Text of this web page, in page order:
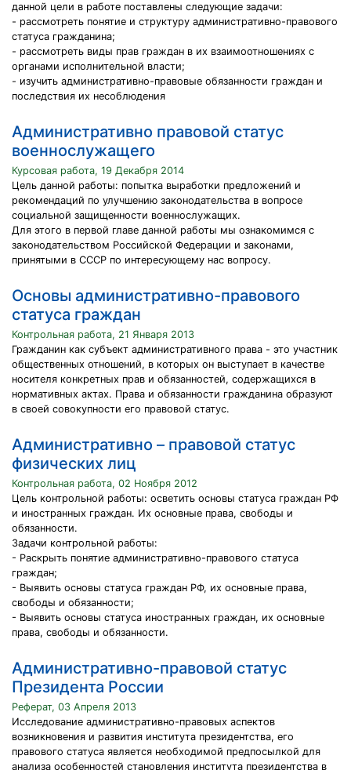
данной цели в работе поставлены следующие задачи:
- рассмотреть понятие и структуру административно-правового
статуса гражданина;
- рассмотреть виды прав граждан в их взаимоотношениях с
органами исполнительной власти;
- изучить административно-правовые обязанности граждан и
последствия их несоблюдения
Административно правовой статус
военнослужащего
Курсовая работа, 19 Декабря 2014
Цель данной работы: попытка выработки предложений и
рекомендаций по улучшению законодательства в вопросе
социальной защищенности военнослужащих.
Для этого в первой главе данной работы мы ознакомимся с
законодательством Российской Федерации и законами,
принятыми в СССР по интересующему нас вопросу.
Основы административно-правового
статуса граждан
Контрольная работа, 21 Января 2013
Гражданин как субъект административного права - это участник
общественных отношений, в которых он выступает в качестве
носителя конкретных прав и обязанностей, содержащихся в
нормативных актах. Права и обязанности гражданина образуют
в своей совокупности его правовой статус.
Административно – правовой статус
физических лиц
Контрольная работа, 02 Ноября 2012
Цель контрольной работы: осветить основы статуса граждан РФ
и иностранных граждан. Их основные права, свободы и
обязанности.
Задачи контрольной работы:
- Раскрыть понятие административно-правового статуса
граждан;
- Выявить основы статуса граждан РФ, их основные права,
свободы и обязанности;
- Выявить основы статуса иностранных граждан, их основные
права, свободы и обязанности.
Административно-правовой статус
Президента России
Реферат, 03 Апреля 2013
Исследование административно-правовых аспектов
возникновения и развития института президентства, его
правового статуса является необходимой предпосылкой для
анализа особенностей становления института президентства в